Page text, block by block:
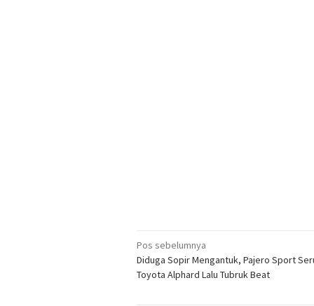
Navigasi
pos
Pos sebelumnya
Diduga Sopir Mengantuk, Pajero Sport
Toyota Alphard Lalu Tubruk Beat